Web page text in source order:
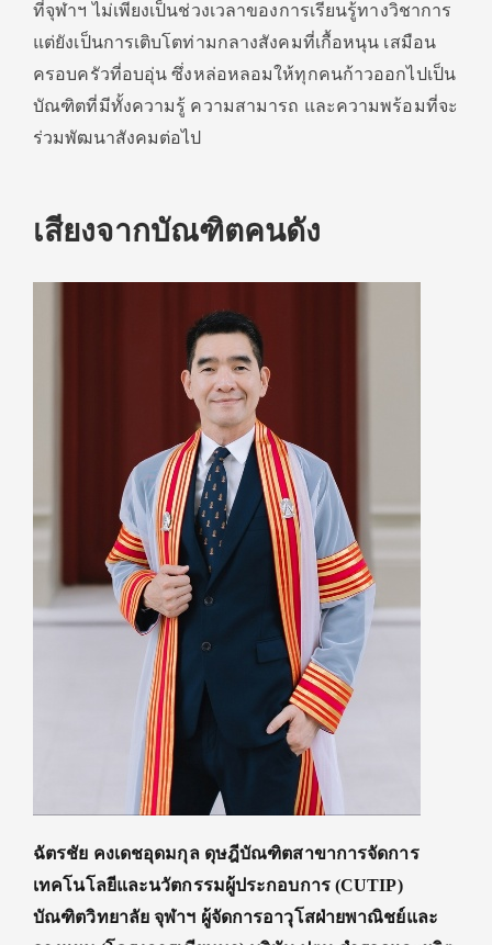
ที่จุฬาฯ ไม่เพียงเป็นช่วงเวลาของการเรียนรู้ทางวิชาการ
แต่ยังเป็นการเติบโตท่ามกลางสังคมที่เกื้อหนุน เสมือน
ครอบครัวที่อบอุ่น ซึ่งหล่อหลอมให้ทุกคนก้าวออกไปเป็น
บัณฑิตที่มีทั้งความรู้ ความสามารถ และความพร้อมที่จะ
ร่วมพัฒนาสังคมต่อไป
เสียงจากบัณฑิตคนดัง
ฉัตรชัย คงเดชอุดมกุล ดุษฎีบัณฑิตสาขาการจัดการ
เทคโนโลยีและนวัตกรรมผู้ประกอบการ (CUTIP)
บัณฑิตวิทยาลัย จุฬาฯ ผู้จัดการอาวุโสฝ่ายพาณิชย์และ